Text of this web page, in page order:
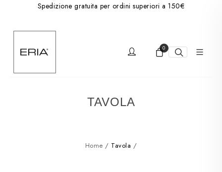
Spedizione gratuita per ordini superiori a 150€
0
TAVOLA
Home / Tavola /